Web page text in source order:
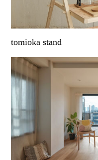
tomioka stand